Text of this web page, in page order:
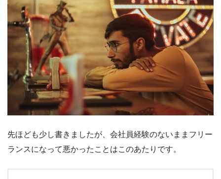
先ほども少し書きましたが、会社員経験のないままフリー
ランスになって悪かったことはこのあたりです。